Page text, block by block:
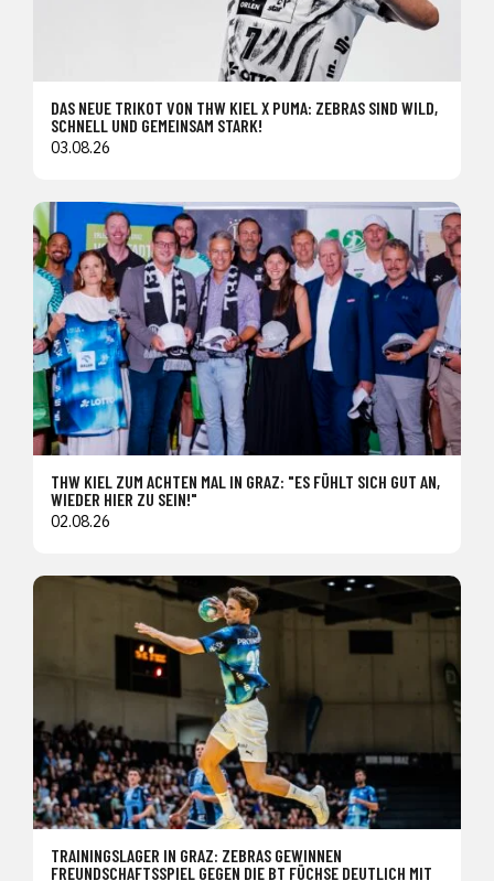
DAS NEUE TRIKOT VON THW KIEL X PUMA: ZEBRAS SIND WILD,
SCHNELL UND GEMEINSAM STARK!
03.08.26
THW KIEL ZUM ACHTEN MAL IN GRAZ: "ES FÜHLT SICH GUT AN,
WIEDER HIER ZU SEIN!"
02.08.26
TRAININGSLAGER IN GRAZ: ZEBRAS GEWINNEN
FREUNDSCHAFTSSPIEL GEGEN DIE BT FÜCHSE DEUTLICH MIT